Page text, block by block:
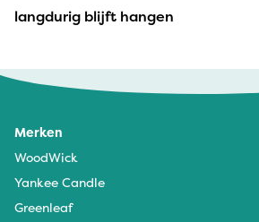
langdurig blijft hangen
Merken
WoodWick
Yankee Candle
Greenleaf